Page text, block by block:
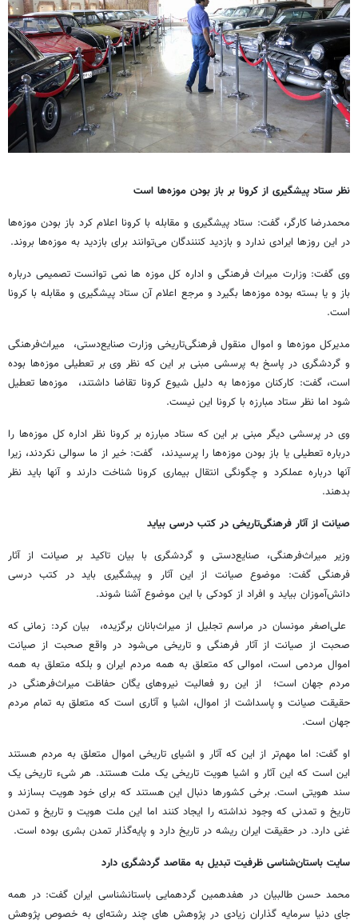
نظر ستاد پیشگیری از کرونا بر باز بودن موزه‌ها است
محمدرضا کارگر، گفت: ستاد پیشگیری و مقابله با کرونا اعلام کرد باز بودن موزه‌ها
در این روزها ایرادی ندارد و بازدید کننندگان می‌توانند برای بازدید به موزه‌ها بروند.
وی گفت: وزارت میراث فرهنگی و اداره کل موزه ها نمی توانست تصمیمی درباره
باز و یا بسته بوده موزه‌ها بگیرد و مرجع اعلام آن ستاد پیشگیری و مقابله با کرونا
است.
مدیرکل موزه‌ها و اموال منقول فرهنگی‌تاریخی وزارت صنایع‌دستی، میراث‌فرهنگی
و گردشگری در پاسخ به پرسشی مبنی بر این که نظر وی بر تعطیلی موزه‌ها بوده
است، گفت: کارکنان موزه‌ها به دلیل شیوع کرونا تقاضا داشتند، موزه‌ها تعطیل
شود اما نظر ستاد مبارزه با کرونا این نیست.
وی در پرسشی دیگر مبنی بر این که ستاد مبارزه بر کرونا نظر اداره کل موزه‌ها را
درباره تعطیلی یا باز بودن موزه‌ها را پرسیدند، ‌ گفت: خیر از ما سوالی نکردند، زیرا
آنها درباره عملکرد و چگونگی انتقال بیماری کرونا شناخت دارند و آنها باید نظر
بدهند.
صیانت از آثار فرهنگی‌تاریخی در کتب درسی بیاید
وزیر میراث‌فرهنگی، صنایع‌دستی و گردشگری با بیان تاکید بر صیانت از آثار
فرهنگی گفت: موضوع صیانت از این آثار و پیشگیری باید در کتب درسی
دانش‌آموزان بیاید و افراد از کودکی با این موضوع آشنا شوند.
علی‌اصغر مونسان در مراسم تجلیل از میراث‌بانان برگزیده، بیان کرد: زمانی که
صحبت از صیانت از آثار فرهنگی و تاریخی می‌شود در واقع صحبت از صیانت
اموال مردمی است، اموالی که متعلق به همه مردم ایران و بلکه متعلق به همه
مردم جهان است؛ از این رو فعالیت نیروهای یگان حفاظت میراث‌فرهنگی در
حقیقت صیانت و پاسداشت از اموال، اشیا و آثاری است که متعلق به تمام مردم
جهان است.
او گفت: اما مهم‌تر از این که آثار و اشیای تاریخی اموال متعلق به مردم هستند
این است که ‌این آثار و اشیا هویت تاریخی یک ملت هستند. هر شیء تاریخی یک
سند هویتی است. برخی کشورها دنبال این هستند که برای خود هویت بسازند و
تاریخ و تمدنی که وجود نداشته را ایجاد کنند اما این ملت هویت و تاریخ و تمدن
غنی دارد. در حقیقت ایران ریشه در تاریخ دارد و پایه‌گذار تمدن بشری بوده است.
سایت باستان‌شناسی ظرفیت تبدیل به مقاصد گردشگری دارد
محمد حسن طالبیان در هفدهمین گردهمایی باستانشناسی ایران گفت: در همه
جای دنیا سرمایه گذاران زیادی در پژوهش های چند رشته‌ای به خصوص پژوهش